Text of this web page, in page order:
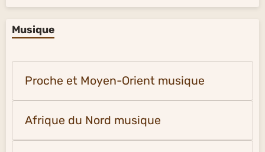
Musique
Proche et Moyen-Orient musique
Afrique du Nord musique